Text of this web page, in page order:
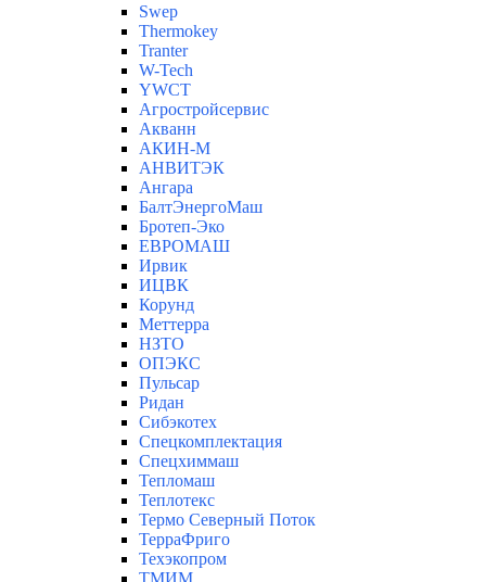
Swep
Thermokey
Tranter
W-Tech
YWCT
Агростройсервис
Акванн
АКИН-М
АНВИТЭК
Ангара
БалтЭнергоМаш
Бротеп-Эко
ЕВРОМАШ
Ирвик
ИЦВК
Корунд
Меттерра
НЗТО
ОПЭКС
Пульсар
Ридан
Сибэкотех
Спецкомплектация
Спецхиммаш
Тепломаш
Теплотекс
Термо Северный Поток
ТерраФриго
Техэкопром
ТМИМ